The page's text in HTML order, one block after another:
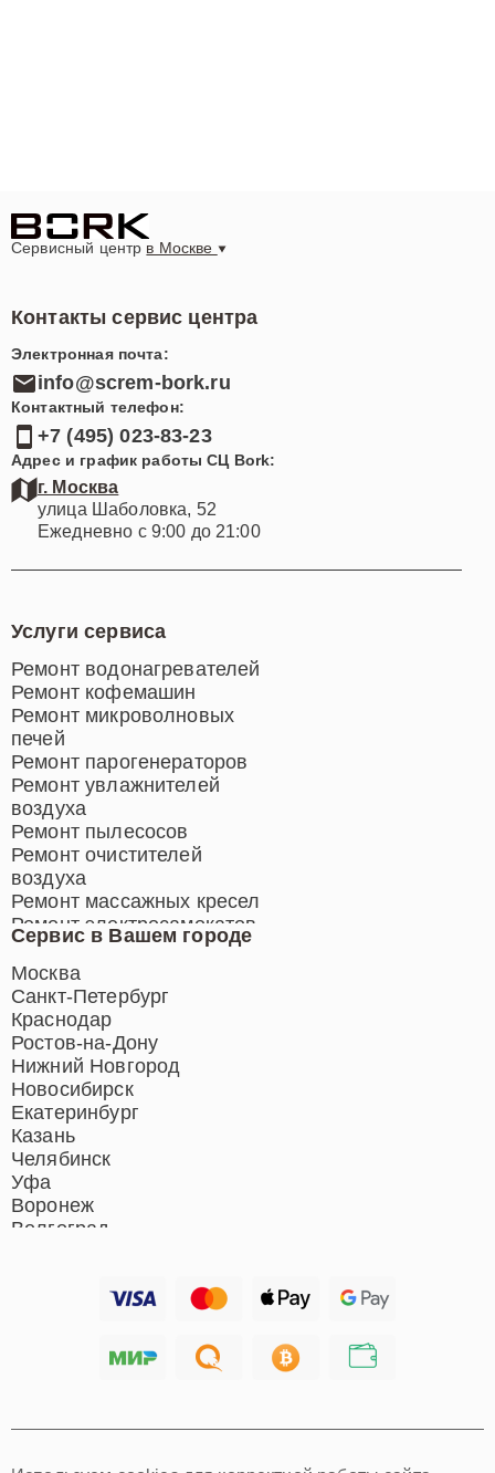
Сервисный центр в Москве
Контакты сервис центра
Электронная почта:
info@screm-bork.ru
Контактный телефон:
+7 (495) 023-83-23
Адрес и график работы СЦ Bork:
г. Москва
улица Шаболовка, 52
Ежедневно с 9:00 до 21:00
Сервис в Вашем городе
Москва
Санкт-Петербург
Краснодар
Ростов-на-Дону
Нижний Новгород
Новосибирск
Екатеринбург
Казань
Челябинск
Уфа
Воронеж
Волгоград
Хабаровск
Иркутск
Услуги сервиса
Ремонт водонагревателей
Ремонт кофемашин
Ремонт микроволновых
печей
Ремонт парогенераторов
Ремонт увлажнителей
воздуха
Ремонт пылесосов
Ремонт очистителей
воздуха
Ремонт массажных кресел
Ремонт электросамокатов
Ремонт индукционных плит
Ремонт роботов-пылесосов
Ремонт гладильных систем
Ремонт отпаривателей
Ремонт вертикальных
пылесосов